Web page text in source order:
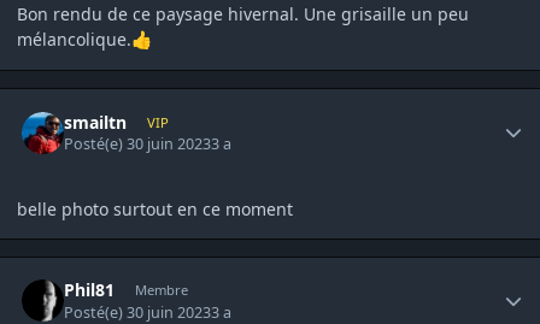
Bon rendu de ce paysage hivernal. Une grisaille un peu
mélancolique.👍
smailtn VIP
Posté(e)30 juin 20233 a
belle photo surtout en ce moment
Phil81 Membre
Posté(e)30 juin 20233 a